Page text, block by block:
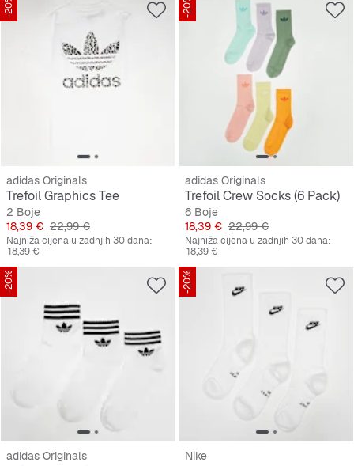
-20%
adidas Originals
Trefoil Graphics Tee
2 Boje
Cijena
18,39 € Originalna cijena
22,99 €
Najniža cijena u zadnjih 30 dana:
18,39 €
-20%
adidas Originals
Trefoil Crew Socks (6 Pack)
6 Boje
Cijena
18,39 € Originalna cijena
22,99 €
Najniža cijena u zadnjih 30 dana:
18,39 €
-20%
adidas Originals
-20%
Nike